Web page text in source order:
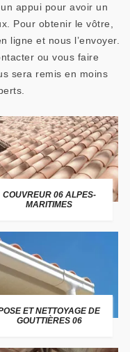
appui pour avoir un
Pour obtenir le vôtre,
ligne et nous l’envoyer.
ou vous faire
sera remis en moins
COUVREUR 06 ALPES-
MARITIMES
ET NETTOYAGE DE
GOUTTIÈRES 06